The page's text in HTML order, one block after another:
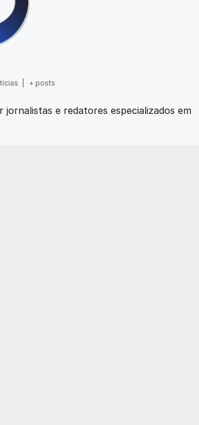
+ posts
e redatores especializados em